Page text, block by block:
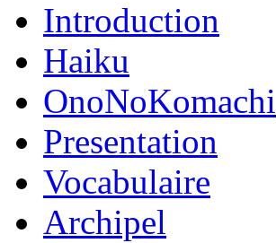
Introduction
Haiku
OnoNoKomachi
Presentation
Vocabulaire
Archipel